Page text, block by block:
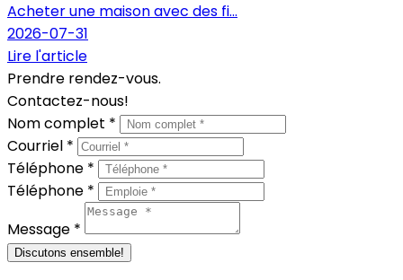
Acheter une maison avec des fi...
2026-07-31
Lire l'article
Prendre rendez-vous.
Contactez-nous!
Nom complet *
Courriel *
Téléphone *
Téléphone *
Message *
Discutons ensemble!